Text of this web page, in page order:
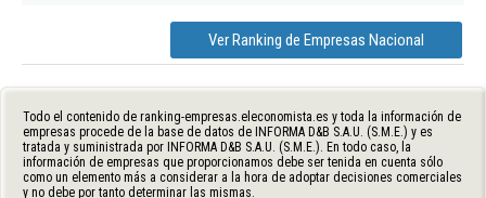
Ver Ranking de Empresas Nacional
Todo el contenido de ranking-empresas.eleconomista.es y toda la información de
empresas procede de la base de datos de INFORMA D&B S.A.U. (S.M.E.) y es
tratada y suministrada por INFORMA D&B S.A.U. (S.M.E.). En todo caso, la
información de empresas que proporcionamos debe ser tenida en cuenta sólo
como un elemento más a considerar a la hora de adoptar decisiones comerciales
y no debe por tanto determinar las mismas.